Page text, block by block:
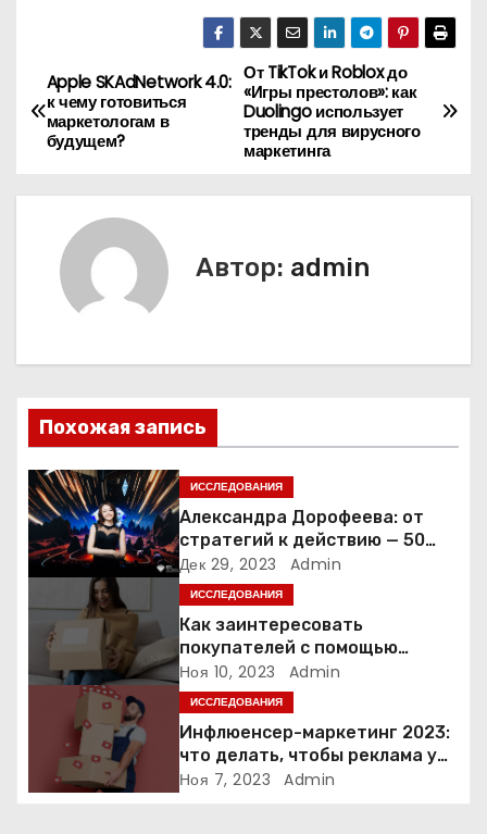
Н
а
ц
и
я
п
о
з
а
п
От TikTok и Roblox до
«Игры престолов»: как
Duolingo использует
тренды для вирусного
маркетинга
Apple SKAdNetwork 4.0:
к чему готовиться
маркетологам в
будущем?
Автор: admin
Похожая запись
ИССЛЕДОВАНИЯ
Александра Дорофеева: от
стратегий к действию — 50
точек роста онлайн-школы
Дек 29, 2023 Admin
ИССЛЕДОВАНИЯ
Как заинтересовать
покупателей с помощью
неопределенности: 3 способа
Ноя 10, 2023 Admin
ИССЛЕДОВАНИЯ
Инфлюенсер-маркетинг 2023:
что делать, чтобы реклама у
блогеров работала?
Ноя 7, 2023 Admin